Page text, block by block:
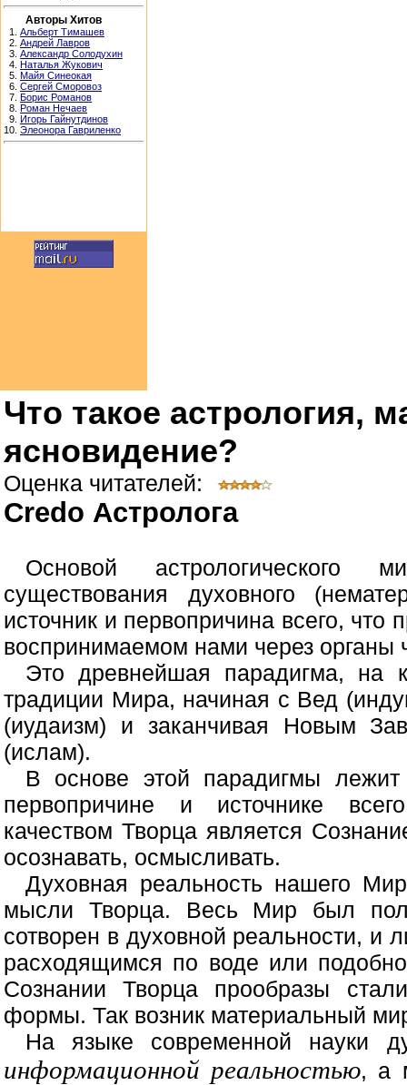
Авторы Хитов
1. Альберт Тимашев
2. Андрей Лавров
3. Александр Солодухин
4. Наталья Жукович
5. Майя Синеокая
6. Сергей Сморовоз
7. Борис Романов
8. Роман Нечаев
9. Игорь Гайнутдинов
10. Элеонора Гавриленко
Что такое астрология,
ясновидение?
Оценка читателей:
Credo Астролога
Основой астрологического
существования духовного
источник и первопричина всего,
воспринимаемом нами через органы
Это древнейшая парадигма, на
традиции Мира, начиная с Вед
(иудаизм) и заканчивая Новым
(ислам).
В основе этой парадигмы
первопричине и источнике
качеством Творца является
осознавать, осмысливать.
Духовная реальность нашего
мысли Творца. Весь Мир был
сотворен в духовной реальности, и
расходящимся по воде или
Сознании Творца прообразы
формы. Так возник материальный
На языке современной науки
информационной реальностью, а